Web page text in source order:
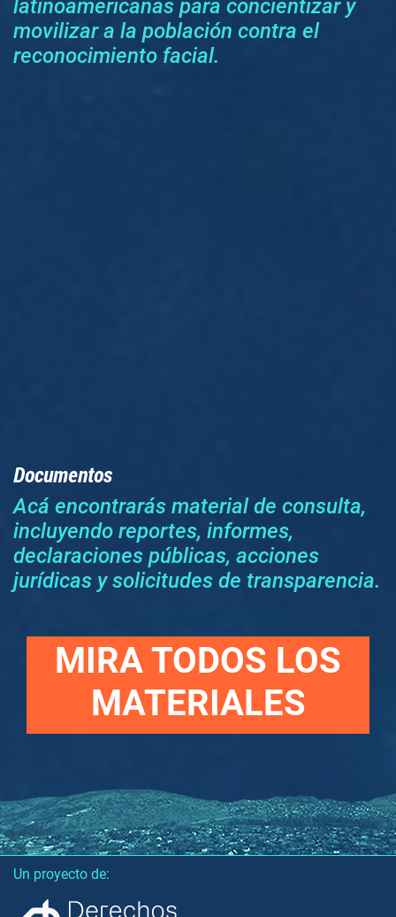
latinoamericanas para concientizar y
movilizar a la población contra el
reconocimiento facial.
Documentos
Acá encontrarás material de consulta,
incluyendo reportes, informes,
declaraciones públicas, acciones
jurídicas y solicitudes de transparencia.
MIRA TODOS LOS
MATERIALES
Un proyecto de: